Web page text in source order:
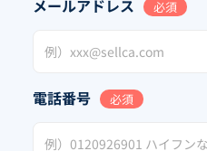
メールアドレス 必須
電話番号 必須